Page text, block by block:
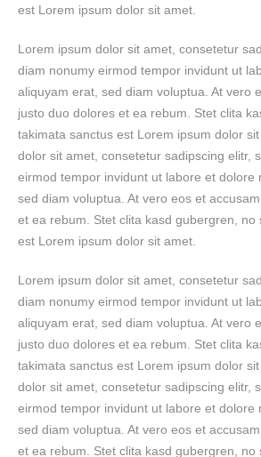
est Lorem ipsum dolor sit amet.
Lorem ipsum dolor sit amet, consetetur
diam nonumy eirmod tempor invidunt ut
aliquyam erat, sed diam voluptua. At vero
justo duo dolores et ea rebum. Stet clita
takimata sanctus est Lorem ipsum dolor
dolor sit amet, consetetur sadipscing elitr,
eirmod tempor invidunt ut labore et dolore
sed diam voluptua. At vero eos et
et ea rebum. Stet clita kasd gubergren, no
est Lorem ipsum dolor sit amet.
Lorem ipsum dolor sit amet, consetetur
diam nonumy eirmod tempor invidunt ut
aliquyam erat, sed diam voluptua. At vero
justo duo dolores et ea rebum. Stet clita
takimata sanctus est Lorem ipsum dolor
dolor sit amet, consetetur sadipscing elitr,
eirmod tempor invidunt ut labore et dolore
sed diam voluptua. At vero eos et
et ea rebum. Stet clita kasd gubergren, no